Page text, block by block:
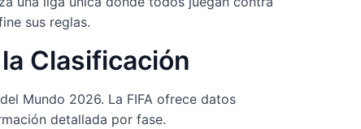
sus reglas.
Clasificación
Mundo 2026. La FIFA ofrece datos
detallada por fase.